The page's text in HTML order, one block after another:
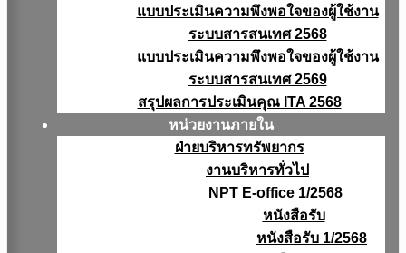
แบบประเมินความพึงพอใจของผู้ใช้งาน
ระบบสารสนเทศ 2568
แบบประเมินความพึงพอใจของผู้ใช้งาน
ระบบสารสนเทศ 2569
สรุปผลการประเมินคุณ ITA 2568
หน่วยงานภายใน
ฝ่ายบริหารทรัพยากร
งานบริหารทั่วไป
NPT E-office 1/2568
หนังสือรับ
หนังสือรับ 1/2568